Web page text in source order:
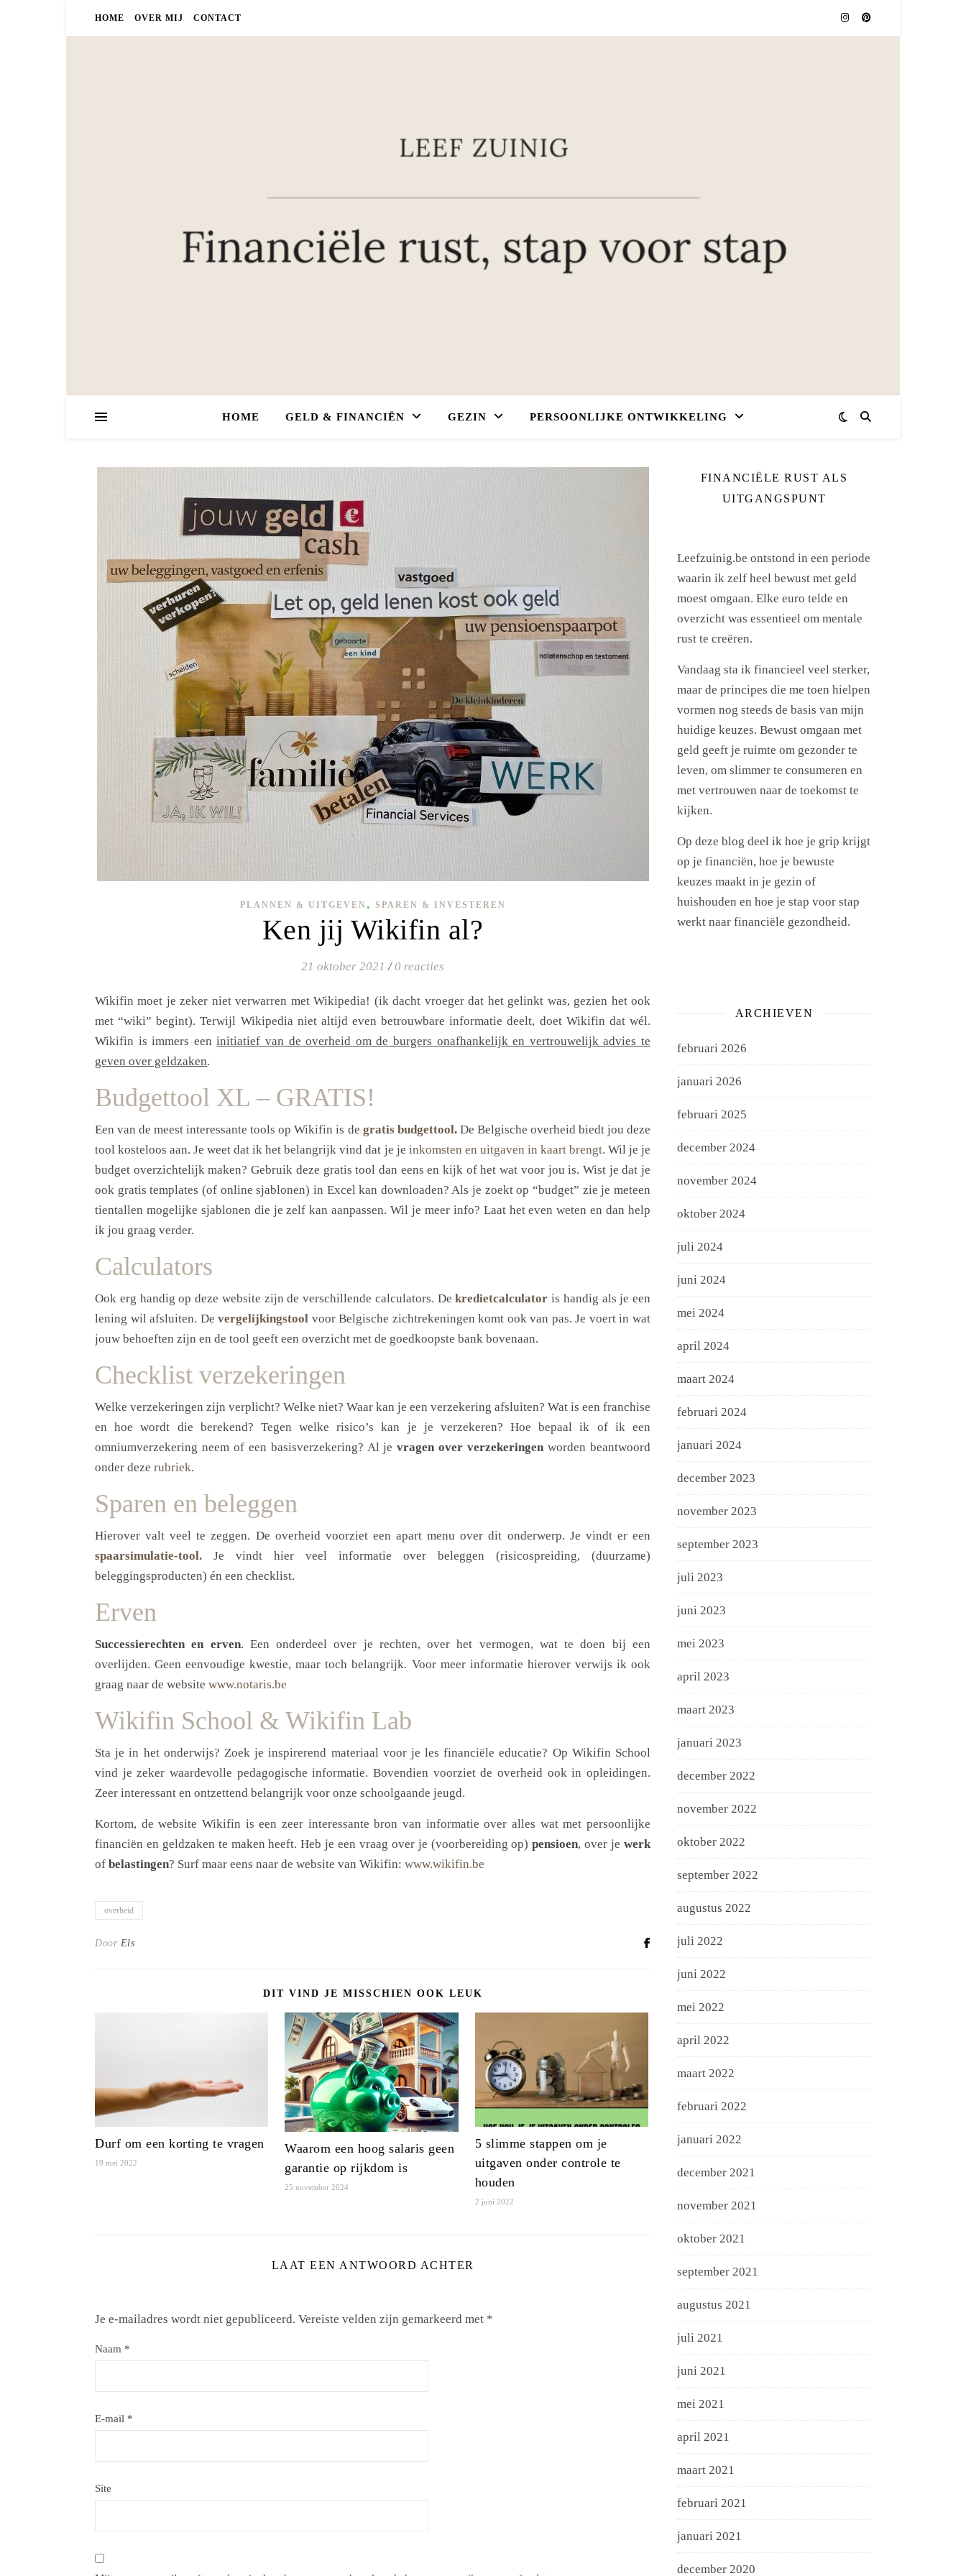
HOME OVER MIJ CONTACT
HOME GELD & FINANCIËN GEZIN PERSOONLIJKE ONTWIKKELING
PLANNEN & UITGEVEN , SPAREN & INVESTEREN
Ken jij Wikifin al?
21 oktober 2021 / 0 reacties
Wikifin moet je zeker niet verwarren met Wikipedia! (ik dacht vroeger dat het gelinkt was, gezien het ook
met “wiki” begint). Terwijl Wikipedia niet altijd even betrouwbare informatie deelt, doet Wikifin dat wél.
Wikifin is immers eeninitiatief van de overheid om de burgers onafhankelijk en vertrouwelijk advies te
geven over geldzaken.
Budgettool XL – GRATIS!
Een van de meest interessante tools op Wikifin is de gratis budgettool.De Belgische overheid biedt jou deze
tool kosteloos aan. Je weet dat ik het belangrijk vind dat je je inkomsten en uitgaven in kaart brengt. Wil je je
budget overzichtelijk maken? Gebruik deze gratis tool dan eens en kijk of het wat voor jou is. Wist je dat je
ook gratis templates (of online sjablonen) in Excel kan downloaden? Als je zoekt op “budget” zie je meteen
tientallen mogelijke sjablonen die je zelf kan aanpassen. Wil je meer info? Laat het even weten en dan help
ik jou graag verder.
Calculators
Ook erg handig op deze website zijn de verschillende calculators. Dekredietcalculator is handig als je een
lening wil afsluiten. De vergelijkingstool voor Belgische zichtrekeningen komt ook van pas. Je voert in wat
jouw behoeften zijn en de tool geeft een overzicht met de goedkoopste bank bovenaan.
Checklist verzekeringen
Welke verzekeringen zijn verplicht? Welke niet? Waar kan je een verzekering afsluiten? Wat is een franchise
en hoe wordt die berekend? Tegen welke risico’s kan je je verzekeren? Hoe bepaal ik of ik een
omniumverzekering neem of een basisverzekering? Al jevragen over verzekeringen worden beantwoord
onder deze rubriek.
Sparen en beleggen
Hierover valt veel te zeggen. De overheid voorziet een apart menu over dit onderwerp. Je vindt er een
spaarsimulatie-tool. Je vindt hier veel informatie over beleggen (risicospreiding, (duurzame)
beleggingsproducten) én een checklist.
Erven
Successierechten en erven. Een onderdeel over je rechten, over het vermogen, wat te doen bij een
overlijden. Geen eenvoudige kwestie, maar toch belangrijk. Voor meer informatie hierover verwijs ik ook
graag naar de website www.notaris.be
Wikifin School & Wikifin Lab
Sta je in het onderwijs? Zoek je inspirerend materiaal voor je les financiële educatie? Op Wikifin School
vind je zeker waardevolle pedagogische informatie. Bovendien voorziet de overheid ook in opleidingen.
Zeer interessant en ontzettend belangrijk voor onze schoolgaande jeugd.
Kortom, de website Wikifin is een zeer interessante bron van informatie over alles wat met persoonlijke
financiën en geldzaken te maken heeft. Heb je een vraag over je (voorbereiding op)pensioen, over jewerk
of belastingen? Surf maar eens naar de website van Wikifin: www.wikifin.be
overheid
Door Els
DIT VIND JE MISSCHIEN OOK LEUK
Durf om een korting te vragen
19 mei 2022
Waarom een hoog salaris geen
garantie op rijkdom is
25 november 2024
5 slimme stappen om je
uitgaven onder controle te
houden
2 juni 2022
LAAT EEN ANTWOORD ACHTER
Je e-mailadres wordt niet gepubliceerd. Vereiste velden zijn gemarkeerd met *
Naam *
E-mail *
Site
FINANCIËLE RUST ALS
UITGANGSPUNT
Leefzuinig.be ontstond in een periode
waarin ik zelf heel bewust met geld
moest omgaan. Elke euro telde en
overzicht was essentieel om mentale
rust te creëren.
Vandaag sta ik financieel veel sterker,
maar de principes die me toen hielpen
vormen nog steeds de basis van mijn
huidige keuzes. Bewust omgaan met
geld geeft je ruimte om gezonder te
leven, om slimmer te consumeren en
met vertrouwen naar de toekomst te
kijken.
Op deze blog deel ik hoe je grip krijgt
op je financiën, hoe je bewuste
keuzes maakt in je gezin of
huishouden en hoe je stap voor stap
werkt naar financiële gezondheid.
ARCHIEVEN
februari 2026
januari 2026
februari 2025
december 2024
november 2024
oktober 2024
juli 2024
juni 2024
mei 2024
april 2024
maart 2024
februari 2024
januari 2024
december 2023
november 2023
september 2023
juli 2023
juni 2023
mei 2023
april 2023
maart 2023
januari 2023
december 2022
november 2022
oktober 2022
september 2022
augustus 2022
juli 2022
juni 2022
mei 2022
april 2022
maart 2022
februari 2022
januari 2022
december 2021
november 2021
oktober 2021
september 2021
augustus 2021
juli 2021
juni 2021
mei 2021
april 2021
maart 2021
februari 2021
januari 2021
december 2020